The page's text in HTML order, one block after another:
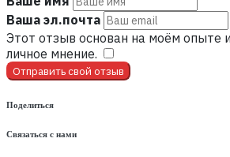
Ваша эл.почта
Этот отзыв основан на моём опыте
личное мнение.
Отправить свой отзыв
Поделиться
Связаться с нами